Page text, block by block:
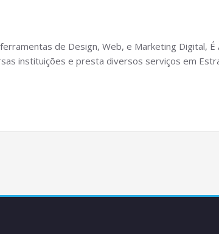
de Design, Web, e Marketing Digital,
instituições e presta diversos serviços em